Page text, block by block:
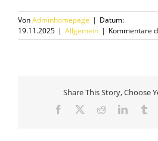
VonAdminhomepage | Datum:
19.11.2025 | Allgemein | Kommentare
Share This Story, Choose
Facebook RedditLinkedIn